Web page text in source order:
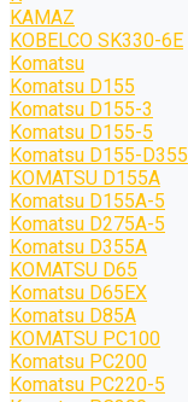
KAMAZ
KOBELCO SK330-6E
Komatsu
Komatsu D155
Komatsu D155-3
Komatsu D155-5
Komatsu D155-D355
KOMATSU D155A
Komatsu D155A-5
Komatsu D275A-5
Komatsu D355A
KOMATSU D65
Komatsu D65EX
Komatsu D85A
KOMATSU PC100
Komatsu PC200
Komatsu PC220-5